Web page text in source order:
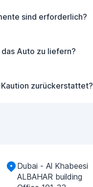
sind erforderlich?
Auto zu liefern?
zurückerstattet?
Dubai - Al Khabeesi
ALBAHAR building